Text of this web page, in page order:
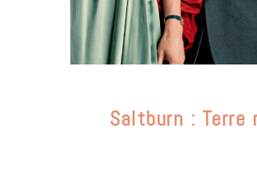
Saltburn :